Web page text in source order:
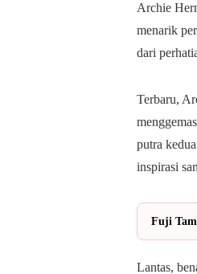
Archie
menarik
dari
Terbaru,
putra
inspirasi
Fuji
Lantas,